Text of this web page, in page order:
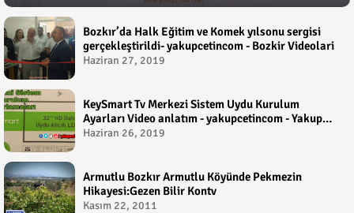
Bozkır’da Halk Eğitim ve Komek yılsonu sergisi
gerçekleştirildi- yakupcetincom - Bozkir Videolari
Haziran 27, 2019
KeySmart Tv Merkezi Sistem Uydu Kurulum
Ayarları Video anlatım - yakupcetincom - Yakup
Çetin
Haziran 26, 2019
Armutlu Bozkır Armutlu Köyünde Pekmezin
Hikayesi:Gezen Bilir Kontv
Kasım 22, 2011